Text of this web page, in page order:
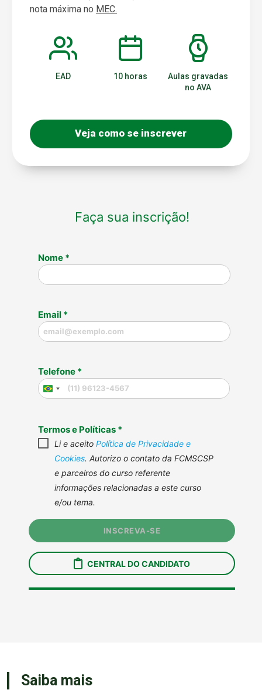
nota máxima no MEC.
EAD 10 horas
Aulas gravadas
no AVA
Veja como se inscrever
Saiba mais